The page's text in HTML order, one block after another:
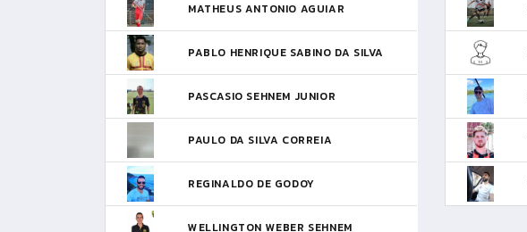
MATHEUS ANTONIO AGUIAR
PABLO HENRIQUE SABINO DA SILVA
PASCASIO SEHNEM JUNIOR
PAULO DA SILVA CORREIA
REGINALDO DE GODOY
WELLINGTON WEBER SEHNEM